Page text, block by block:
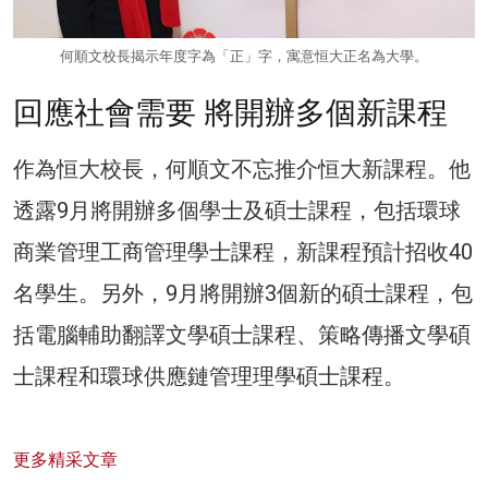
何順文校長揭示年度字為「正」字，寓意恒大正名為大學。
回應社會需要 將開辦多個新課程
作為恒大校長，何順文不忘推介恒大新課程。他
透露9月將開辦多個學士及碩士課程，包括環球
商業管理工商管理學士課程，新課程預計招收40
名學生。另外，9月將開辦3個新的碩士課程，包
括電腦輔助翻譯文學碩士課程、策略傳播文學碩
士課程和環球供應鏈管理理學碩士課程。
更多精采文章